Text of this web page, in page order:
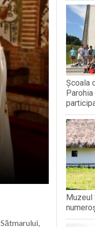
Ortodocși (ITO) de la
rugăciunea și
avea loc în satul Breb
de tradiții și voieȘcoala
Muzeul